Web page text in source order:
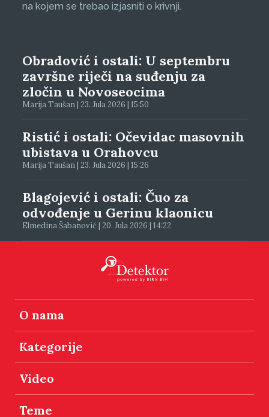
na kojem se trebao izjasniti o krivnji.
Obradović i ostali: U septembru
završne riječi na suđenju za
zločin u Novoseocima
Marija Taušan | 23. Jula 2026 | 15:50
Ristić i ostali: Očevidac masovnih
ubistava u Orahovcu
Marija Taušan | 23. Jula 2026 | 15:26
Blagojević i ostali: Čuo za
odvođenje u Gerinu klaonicu
Elmedina Šabanović | 20. Jula 2026 | 14:22
O nama
Kategorije
Video
Teme